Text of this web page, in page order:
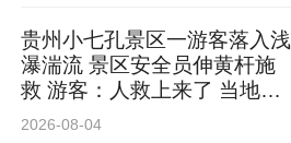
贵州小七孔景区一游客落入浅
瀑湍流 景区安全员伸黄杆施
救 游客：人救上来了 当地回
应：完全按照救援标准
2026-08-04